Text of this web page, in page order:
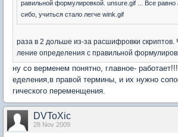
равильной формулировкой. unsure.gif ... Все равно
сибо, учиться стало легче wink.gif
раза в 2 дольше из-за расшифровки скриптов.
ление определения с правильной
ну со верменем понятно, главное-
еделения,в правой термины, и их нужно
гического переменщения.
DVToXic
28 Nov 2009